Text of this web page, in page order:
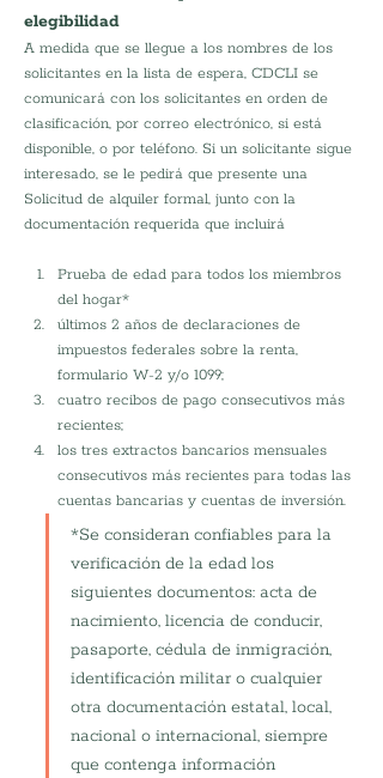
elegibilidad
A medida que se llegue a los nombres de los
solicitantes en la lista de espera, CDCLI se
comunicará con los solicitantes en orden de
clasificación, por correo electrónico, si está
disponible, o por teléfono. Si un solicitante sigue
interesado, se le pedirá que presente una
Solicitud de alquiler formal, junto con la
documentación requerida que incluirá
Prueba de edad para todos los miembros
del hogar*
últimos 2 años de declaraciones de
impuestos federales sobre la renta,
formulario W-2 y/o 1099;
cuatro recibos de pago consecutivos más
recientes;
los tres extractos bancarios mensuales
consecutivos más recientes para todas las
cuentas bancarias y cuentas de inversión.
*Se consideran confiables para la
verificación de la edad los
siguientes documentos: acta de
nacimiento, licencia de conducir,
pasaporte, cédula de inmigración,
identificación militar o cualquier
otra documentación estatal, local,
nacional o internacional, siempre
que contenga información